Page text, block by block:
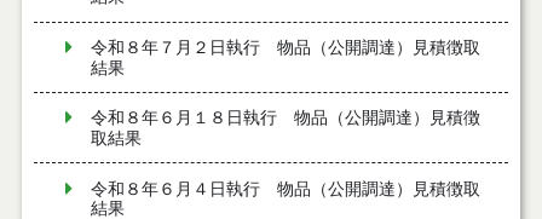
令和８年７月２日執行 物品（公開調達）見積徴取
結果
令和８年６月１８日執行 物品（公開調達）見積徴
取結果
令和８年６月４日執行 物品（公開調達）見積徴取
結果